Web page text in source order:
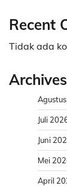
Recent
Tidak ada
Archives
Juli
Juni
Mei
April